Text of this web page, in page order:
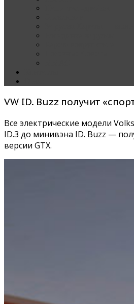
VW ID. Buzz получит
Все электрические модели
ID.3 до минивэна ID. Buzz —
версии GTX.